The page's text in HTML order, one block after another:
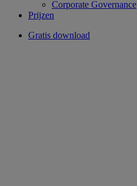
Corporate Governance
Prijzen
Gratis download